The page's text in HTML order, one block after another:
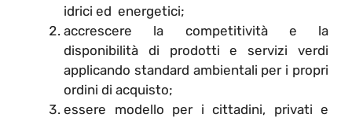
idrici ed energetici;
accrescere la competitività e la
disponibilità di prodotti e servizi verdi
applicando standard ambientali per i propri
ordini di acquisto;
essere modello per i cittadini, privati e